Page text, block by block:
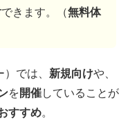
できます。（無料体
）では、 新規向けや、
を開催していることが
すすめ。